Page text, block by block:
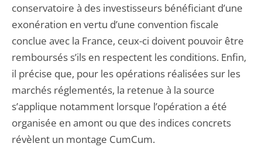
conservatoire à des investisseurs bénéficiant d’une
exonération en vertu d’une convention fiscale
conclue avec la France, ceux-ci doivent pouvoir être
remboursés s’ils en respectent les conditions. Enfin,
il précise que, pour les opérations réalisées sur les
marchés réglementés, la retenue à la source
s’applique notamment lorsque l’opération a été
organisée en amont ou que des indices concrets
révèlent un montage CumCum.